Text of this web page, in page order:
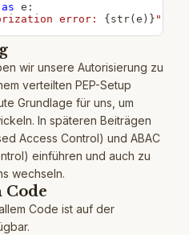
as e :
error: { str( e ) } "
wir unsere Autorisierung zu
verteilten PEP-Setup
Grundlage für uns, um
In späteren Beiträgen
Access Control) und ABAC
einführen und auch zu
wechseln.
Code
Code ist auf der